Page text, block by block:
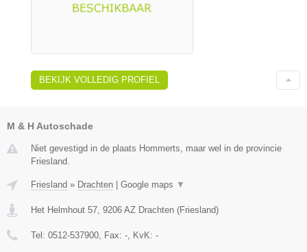
BEKIJK VOLLEDIG PROFIEL
M & H Autoschade
Niet gevestigd in de plaats Hommerts, maar wel in de provincie
Friesland.
Friesland » Drachten Google maps ▼
Het Helmhout 57, 9206 AZ Drachten (Friesland)
Tel: 0512-537900, Fax: -, KvK: -